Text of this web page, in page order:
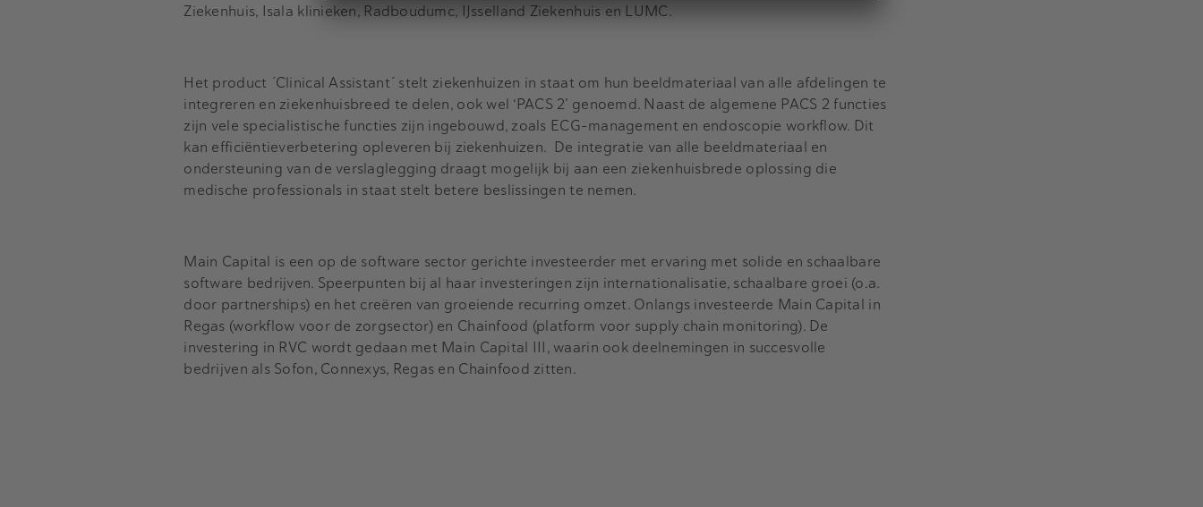
Ziekenhuis, Isala klinieken, Radboudumc, IJsselland Ziekenhuis en LUMC.
Het product ´Clinical Assistant´ stelt ziekenhuizen in staat om hun beeldmateriaal van alle afdelingen te
integreren en ziekenhuisbreed te delen, ook wel ‘PACS 2’ genoemd. Naast de algemene PACS 2 functies
zijn vele specialistische functies zijn ingebouwd, zoals ECG-management en endoscopie workflow. Dit
kan efficiëntieverbetering opleveren bij ziekenhuizen. De integratie van alle beeldmateriaal en
ondersteuning van de verslaglegging draagt mogelijk bij aan een ziekenhuisbrede oplossing die
medische professionals in staat stelt betere beslissingen te nemen.
Main Capital is een op de software sector gerichte investeerder met ervaring met solide en schaalbare
software bedrijven. Speerpunten bij al haar investeringen zijn internationalisatie, schaalbare groei (o.a.
door partnerships) en het creëren van groeiende recurring omzet. Onlangs investeerde Main Capital in
Regas (workflow voor de zorgsector) en Chainfood (platform voor supply chain monitoring). De
investering in RVC wordt gedaan met Main Capital III, waarin ook deelnemingen in succesvolle
bedrijven als Sofon, Connexys, Regas en Chainfood zitten.